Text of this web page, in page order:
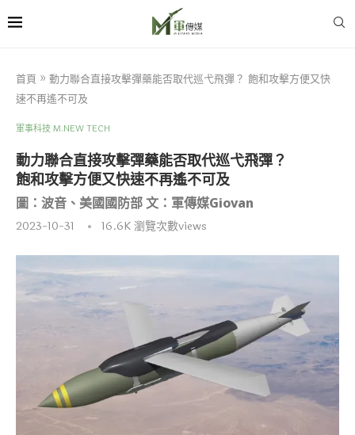
首頁 » 動力聯合直接攻擊彈藥能否取代巡弋飛彈？ 飽和攻擊方便又快
速不再遙不可及
軍事科技 M.NEW TECH
動力聯合直接攻擊彈藥能否取代巡弋飛彈？
飽和攻擊方便又快速不再遙不可及
圖：波音、美國國防部 文：軍傳媒Giovan
2023-10-31 16.6K瀏覽次數views